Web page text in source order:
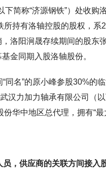
简称“济源钢铁”）处收购
所持有洛轴控股的股权，系
洛阳涧晟存续期间的股东
金同期入股洛轴股份。
同名”的原小峰参股30%的
汉力加力轴承有限公司（以
华中地区总代理，拥有“最
，供应商的关联方间接入